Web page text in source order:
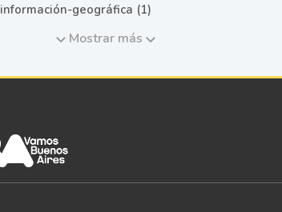
información-geográfica (1)
Mostrar más